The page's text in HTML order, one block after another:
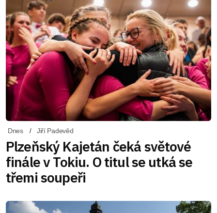
Dnes Jiří Padevěd
Plzeňský Kajetán čeká světové
finále v Tokiu. O titul se utká se
třemi soupeři